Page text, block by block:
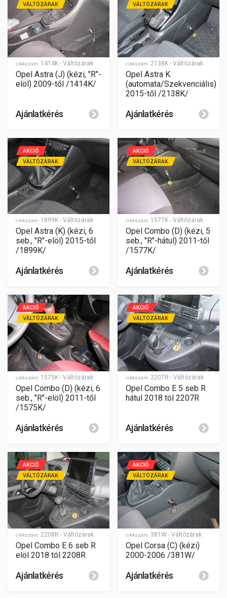
cikkszám: 1414K - Váltózárak
VÁLTÓZÁRAK
Opel Astra (J) (kézi, "R"-
elöl) 2009-től /1414K/
Ajánlatkérés
cikkszám: 2138K - Váltózárak
VÁLTÓZÁRAK
Opel Astra K
(automata/Szekvenciális)
2015-től /2138K/
Ajánlatkérés
cikkszám: 1899K - Váltózárak
AKCIÓ
VÁLTÓZÁRAK
Opel Astra (K) (kézi, 6
seb., "R"-elöl) 2015-től
/1899K/
Ajánlatkérés
cikkszám: 1577K - Váltózárak
AKCIÓ
VÁLTÓZÁRAK
Opel Combo (D) (kézi, 5
seb., "R"-hátul) 2011-től
/1577K/
Ajánlatkérés
cikkszám: 1575K - Váltózárak
AKCIÓ
VÁLTÓZÁRAK
Opel Combo (D) (kézi, 6
seb., "R"-elöl) 2011-től
/1575K/
Ajánlatkérés
cikkszám: 2207R - Váltózárak
AKCIÓ
VÁLTÓZÁRAK
Opel Combo E 5 seb R
hátul 2018 tól 2207R
Ajánlatkérés
cikkszám: 2208R - Váltózárak
AKCIÓ
VÁLTÓZÁRAK
Opel Combo E 6 seb R
elöl 2018 tól 2208R
Ajánlatkérés
cikkszám: 381W - Váltózárak
AKCIÓ
VÁLTÓZÁRAK
Opel Corsa (C) (kézi)
2000-2006 /381W/
Ajánlatkérés